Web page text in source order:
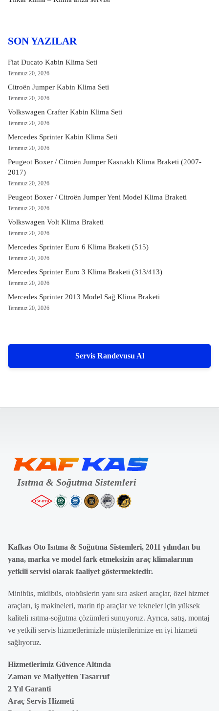
SON YAZILAR
Fiat Ducato Kabin Klima Seti
Temmuz 20, 2026
Citroën Jumper Kabin Klima Seti
Temmuz 20, 2026
Volkswagen Crafter Kabin Klima Seti
Temmuz 20, 2026
Mercedes Sprinter Kabin Klima Seti
Temmuz 20, 2026
Peugeot Boxer / Citroën Jumper Kasnaklı Klima Braketi (2007-
2017)
Temmuz 20, 2026
Peugeot Boxer / Citroën Jumper Yeni Model Klima Braketi
Temmuz 20, 2026
Volkswagen Volt Klima Braketi
Temmuz 20, 2026
Mercedes Sprinter Euro 6 Klima Braketi (515)
Temmuz 20, 2026
Mercedes Sprinter Euro 3 Klima Braketi (313/413)
Temmuz 20, 2026
Mercedes Sprinter 2013 Model Sağ Klima Braketi
Temmuz 20, 2026
Servis Randevusu Al
Kafkas Oto Isıtma & Soğutma Sistemleri, 2011 yılından bu
yana, marka ve model fark etmeksizin araç klimalarının
yetkili servisi olarak faaliyet göstermektedir.
Minibüs, midibüs, otobüslerin yanı sıra askeri araçlar, özel hizmet
araçları, iş makineleri, marin tip araçlar ve tekneler için yüksek
kaliteli ısıtma-soğutma çözümleri sunuyoruz. Ayrıca, satış, montaj
ve yetkili servis hizmetlerimizle müşterilerimize en iyi hizmeti
sağlıyoruz.
Hizmetlerimiz Güvence Altında
Zaman ve Maliyetten Tasarruf
2 Yıl Garanti
Araç Servis Hizmeti